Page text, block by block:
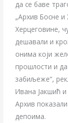
да се баве
„Архив Босне
Херцеговине,
дешавали и
онима који
прошлости и
забиљеже“,
Ивана Јакшић
Aрхив
депоима.